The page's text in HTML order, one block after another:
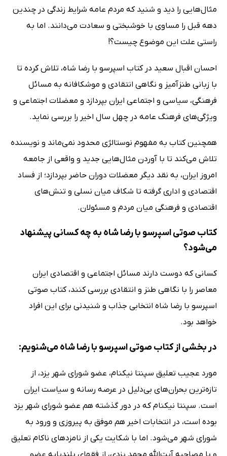
مثال‌هایی را دید و شنید که مردم عامه شرایط زندگی در چندین
دهه قبل را مساوی با خوشبختی و سعادت می‌دانند. اما به
راستی علت این موضوع چیست؟!
احسان اقبال سعید در کتاب اسپرسو با رضا شاه، تلاش کرده تا
با زبانی طنزآمیز و نگاهی انتقادی و موشکافانه به مسائل
فرهنگی، سیاسی و اجتماعی ایران بپردازد و معضلات اجتماعی و
ویژگی‌های فرهنگ عامه در چهل سال اخیر را بررسی نماید.
همچنین کتاب به مفهوم نوستالژی محدود نمی‌ماند و نویسنده
تلاش می‌کند تا با آوردن مثال‌هایی جدید و واقعی از جامعه
امروز ایران، به نقد دیگر معضلات دوران حاضر بپردازد؛ از فساد
اقتصادی و اداری گرفته تا شکاف میان نسلی و تنش‌های
اقتصادی و فرهنگی میان مردم و مسئولان.
کتاب صوتی اسپرسو با رضا شاه به چه کسانی پیشنهاد
می‌شود؟
کسانی که دوست دارند مسائل اجتماعی و اقتصادی ایران
معاصر را با نگاهی طنز و انتقادی بررسی کنند، کتاب صوتی
اسپرسو با رضا شاه انتخابی جذاب و شنیدنی برای این افراد
خواهد بود.
در بخشی از کتاب صوتی اسپرسو با رضا شاه می‌شنویم:
مورد عجیب تعلیق سپنتا نیکنام، عضو شورای شهر یزد، از
تازه‌ترین بحران‌های بی‌دلیل در عرصه رسانه و سیاست ایران
است. سپنتا نیکنام که در دور گذشته هم عضو شورای شهر یزد
بوده است، در انتخابات اخیر هم موفق به پیروزی و ورود به
شورای شهر می‌شود. اما با شکایت یکی از نامزدهای ناکام تعلیق